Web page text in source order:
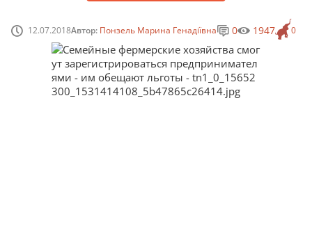
12.07.2018Автор: Понзель Марина Генадіївна 0
0 1947